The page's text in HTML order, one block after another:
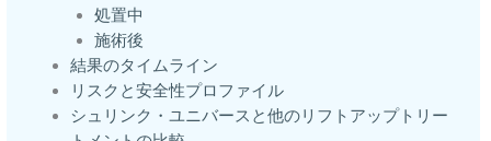
処置中
施術後
結果のタイムライン
リスクと安全性プロファイル
シュリンク・ユニバースと他のリフトアップトリー